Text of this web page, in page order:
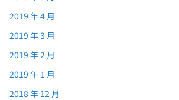
2019 年 4 月
2019 年 3 月
2019 年 2 月
2019 年 1 月
2018 年 12 月